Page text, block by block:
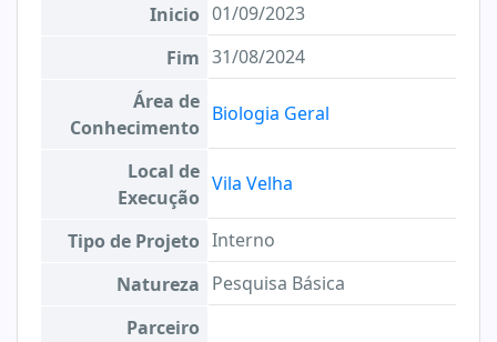
Inicio 01/09/2023
Fim 31/08/2024
Área de
Conhecimento
Biologia Geral
Local de
Execução
Vila Velha
Tipo de Projeto Interno
Natureza Pesquisa Básica
Parceiro